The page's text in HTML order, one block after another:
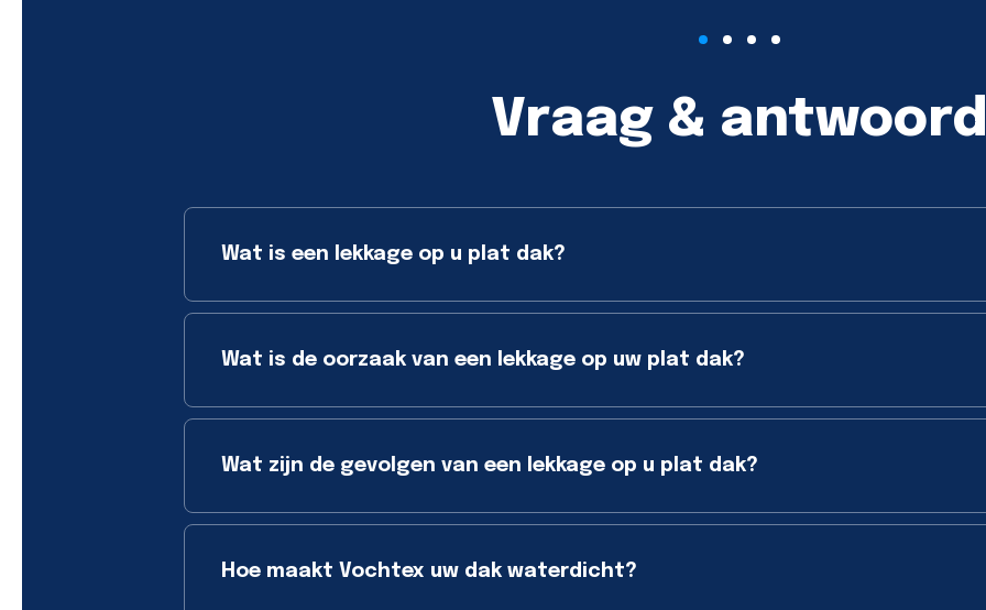
Vraag &
Wat is een lekkage op u plat dak?
Wat is de oorzaak van een lekkage op uw plat dak?
Wat zijn de gevolgen van een lekkage op u plat dak?
Hoe maakt Vochtex uw dak waterdicht?